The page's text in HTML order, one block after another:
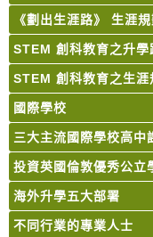
《劃出生涯路》 生涯
STEM 創科教育之升學
STEM 創科教育之生涯
國際學校
三大主流國際學校高中
投資英國倫敦優秀公立
海外升學五大部署
不同行業的專業人士